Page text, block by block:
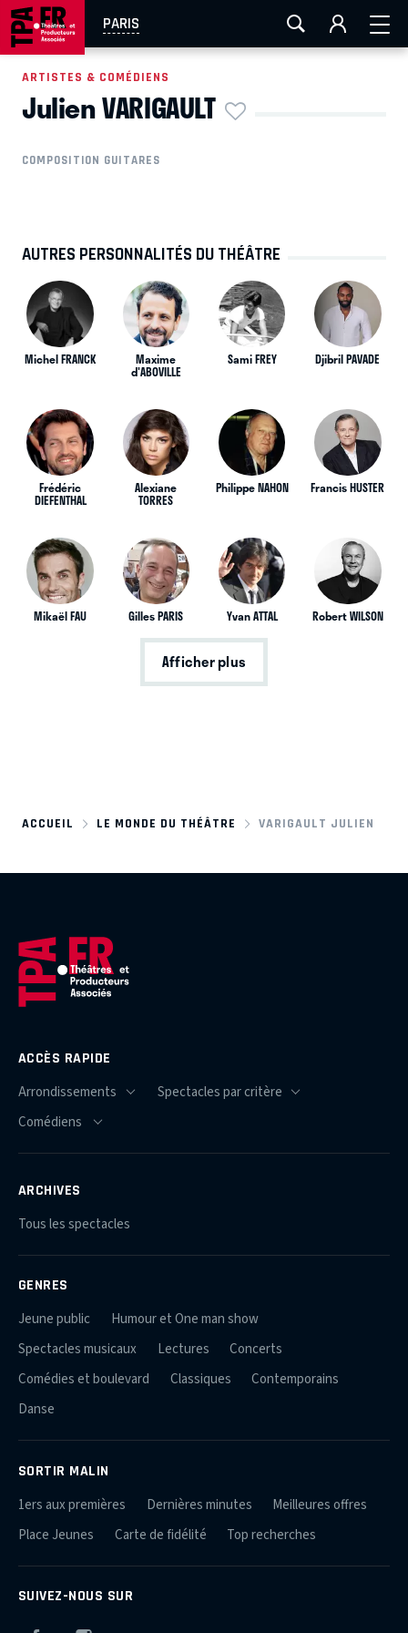
PARIS
AIX-MARSEILLE LA ROCHELLE
EN TOURNÉE
ARTISTES & COMÉDIENS
Julien VARIGAULT
COMPOSITION GUITARES
AUTRES PERSONNALITÉS DU THÉÂTRE
Michel FRANCK Maxime
d'ABOVILLE
Sami FREY Djibril PAVADE
Frédéric
DIEFENTHAL
Alexiane
TORRES
Philippe NAHON Francis HUSTER
Mikaël FAU Gilles PARIS Yvan ATTAL Robert WILSON
Afficher plus
ACCUEIL LE MONDE DU THÉÂTRE VARIGAULT JULIEN
ACCÈS RAPIDE
ARCHIVES
Tous les spectacles
GENRES
Jeune public
Humour et One man show
Spectacles musicaux
Lectures
Concerts
Comédies et boulevard
Classiques
Contemporains
Danse
SORTIR MALIN
1ers aux premières Dernières minutes
Meilleures offres
Place Jeunes
Carte de fidélité Top recherches
SUIVEZ-NOUS SUR